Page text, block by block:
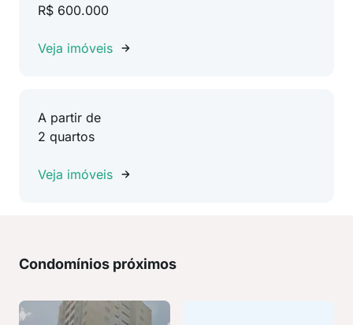
R$ 600.000
Veja imóveis
A partir de
2 quartos
Veja imóveis
Condomínios próximos